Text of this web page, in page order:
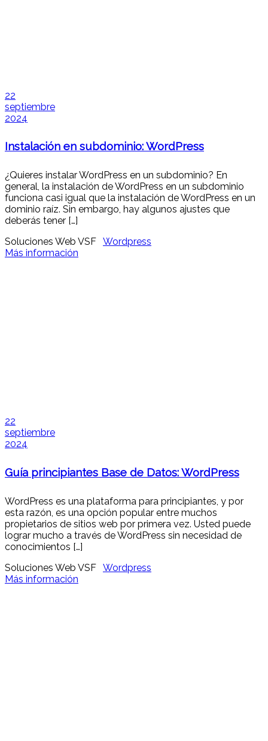
22
septiembre
2024
Instalación en subdominio: WordPress
¿Quieres instalar WordPress en un subdominio? En
general, la instalación de WordPress en un subdominio
funciona casi igual que la instalación de WordPress en un
dominio raíz. Sin embargo, hay algunos ajustes que
deberás tener […]
Soluciones Web VSF Wordpress
Más información
22
septiembre
2024
Guía principiantes Base de Datos: WordPress
WordPress es una plataforma para principiantes, y por
esta razón, es una opción popular entre muchos
propietarios de sitios web por primera vez. Usted puede
lograr mucho a través de WordPress sin necesidad de
conocimientos […]
Soluciones Web VSF Wordpress
Más información